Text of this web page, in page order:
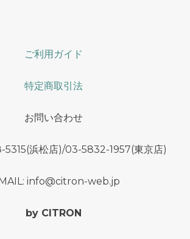
ご利用ガイド
特定商取引法
お問い合わせ
5315(浜松店)/03-5832-1957(東京店)
info@citron-web.jp
by CITRON